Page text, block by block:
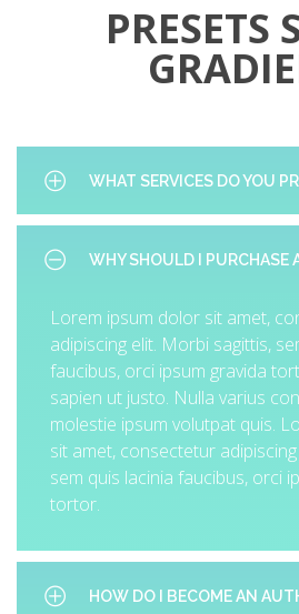
ipsum gravida tortor, vel interdum
Nulla varius consequat magna, id
volutpat quis. Lorem ipsum dolor
PRESETS
WHAT SERVICES DO YOU
adipiscing elit. Morbi sagittis,
sapien ut justo. Nulla varius
molestie ipsum volutpat quis.
sit amet, consectetur
sem quis lacinia faucibus, orci
tortor.
WHY SHOULD I PURCHASE
Lorem ipsum dolor sit amet,
adipiscing elit. Morbi sagittis,
faucibus, orci ipsum gravida
sapien ut justo. Nulla varius
molestie ipsum volutpat quis.
sit amet, consectetur
sem quis lacinia faucibus, orci
tortor.
HOW DO I BECOME AN